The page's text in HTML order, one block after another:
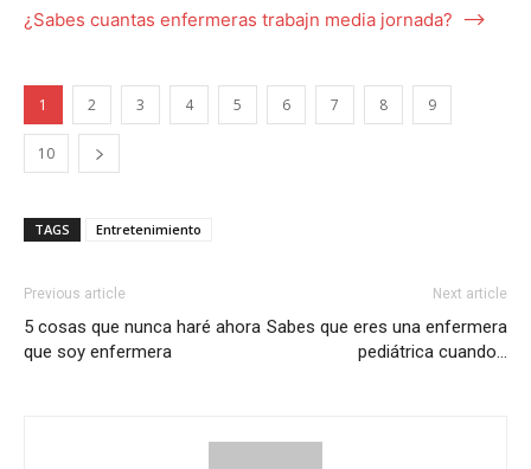
¿Sabes cuantas enfermeras trabajn media jornada? –>
1 2 3 4 5 6 7 8 9
10
TAGS Entretenimiento
Previous article
5 cosas que nunca haré ahora
que soy enfermera
Next article
Sabes que eres una enfermera
pediátrica cuando…